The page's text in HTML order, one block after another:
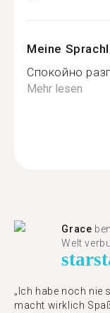
Meine
Спокойно
Mehr lesen
Grace
Welt
star
„Ich habe noch nie
macht wirklich